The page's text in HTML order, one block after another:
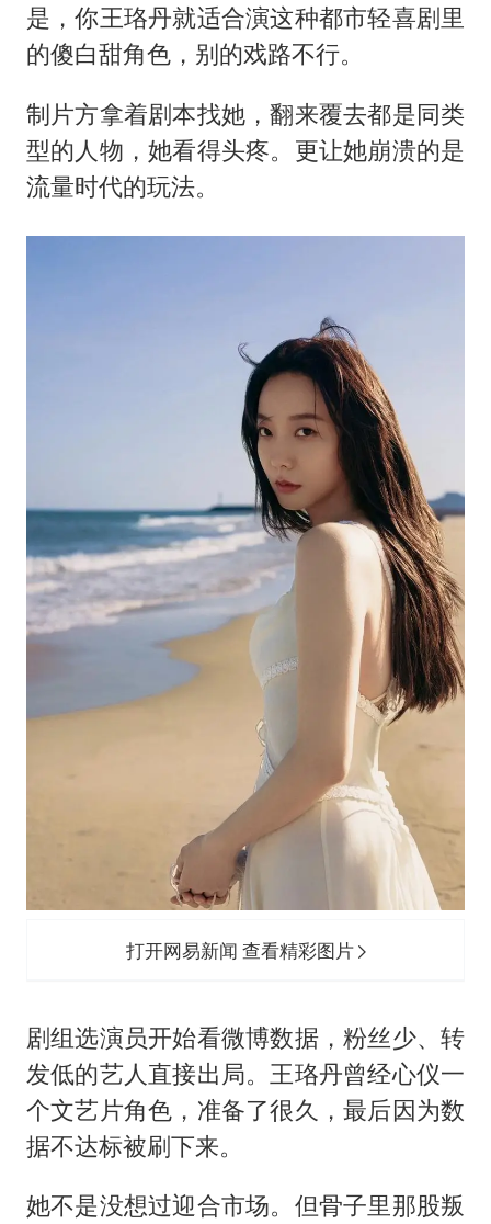
是，你王珞丹就适合演这种都市轻喜剧里
的傻白甜角色，别的戏路不行。
制片方拿着剧本找她，翻来覆去都是同类
型的人物，她看得头疼。更让她崩溃的是
流量时代的玩法。
打开网易新闻 查看精彩图片
剧组选演员开始看微博数据，粉丝少、转
发低的艺人直接出局。王珞丹曾经心仪一
个文艺片角色，准备了很久，最后因为数
据不达标被刷下来。
她不是没想过迎合市场。但骨子里那股叛